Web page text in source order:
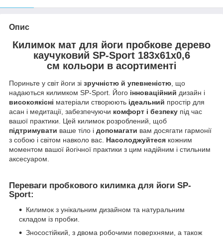
Опис
Килимок мат для йоги пробкове дерево
каучуковий SP-Sport 183x61x0,6
см кольори в асортименті
Пориньте у світ йоги зі зручністю й упевненістю, що
надаються килимком SP-Sport. Його інноваційний дизайн і
високоякісні матеріали створюють ідеальний простір для
асан і медитації, забезпечуючи комфорт і безпеку під час
вашої практики. Цей килимок розроблений, щоб
підтримувати ваше тіло і допомагати вам досягати гармонії
з собою і світом навколо вас. Насолоджуйтеся кожним
моментом вашої йогічної практики з цим надійним і стильним
аксесуаром.
Переваги пробкового килимка для йоги SP-
Sport:
Килимок з унікальним дизайном та натуральним
складом із пробки.
Зносостійкий, з двома робочими поверхнями, а також